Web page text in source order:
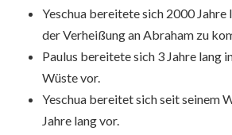
Yeschua bereitete sich 2000 Jahre
der Verheißung an Abraham zu
Paulus bereitete sich 3 Jahre lang
Wüste vor.
Yeschua bereitet sich seit seinem
Jahre lang vor.